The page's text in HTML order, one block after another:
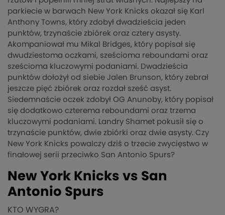
parkiecie w barwach New York Knicks okazał się Karl
Anthony Towns, który zdobył dwadzieścia jeden
punktów, trzynaście zbiórek oraz cztery asysty.
Akompaniował mu Mikal Bridges, który popisał się
dwudziestoma oczkami, sześcioma reboundami oraz
sześcioma kluczowymi podaniami. Dwadzieścia
punktów dołożył od siebie Jalen Brunson, który zebrał
jeszcze pięć zbiórek oraz rozdał sześć asyst.
Siedemnaście oczek zdobył OG Anunoby, który popisał
się dodatkowo czterema reboundami oraz trzema
kluczowymi podaniami. Landry Shamet pokusił się o
trzynaście punktów, dwie zbiórki oraz dwie asysty. Czy
New York Knicks powalczy dziś o trzecie zwycięstwo w
finałowej serii przeciwko San Antonio Spurs?
New York Knicks vs San
Antonio Spurs
KTO WYGRA?